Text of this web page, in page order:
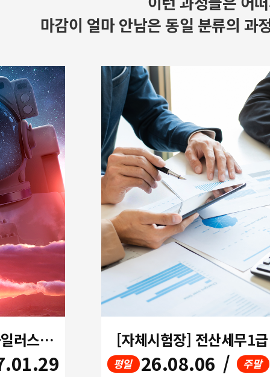
마감이 얼마 안남은 동일 분류의 과
기초부터 영상편집실무(포토샵+일러스트+프리미어+애프터이펙트)(오전반) [자체시험장] 전산세무1
평일 26.08.06 / 주말